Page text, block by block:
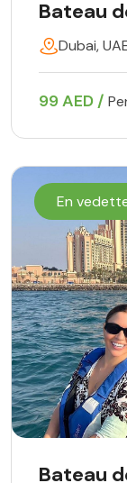
Bateau
Dubai,
99 AED /
En
Bateau